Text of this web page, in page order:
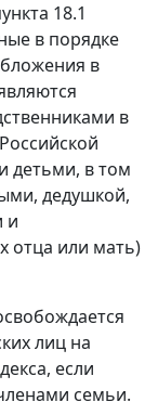
18.1
в порядке
в
в
детьми, в том
дедушкой,
и
или мать)
лиц на
если
семьи.